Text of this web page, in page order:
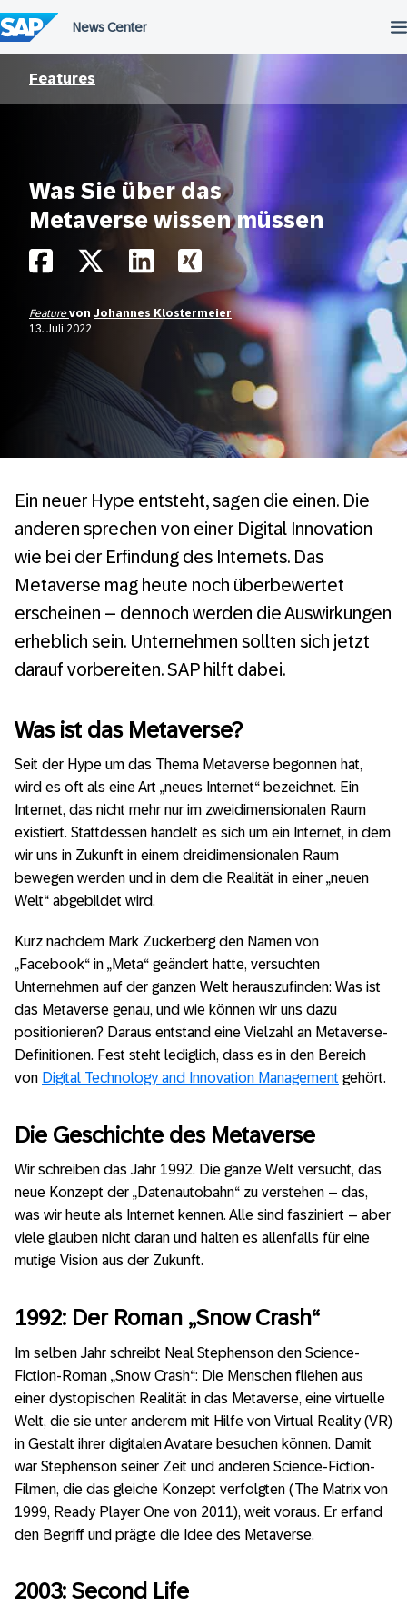
Features
Was Sie über das
Metaverse wissen müssen
Featurevon Johannes Klostermeier
13. Juli 2022
Ein neuer Hype entsteht, sagen die einen. Die
anderen sprechen von einer Digital Innovation
wie bei der Erfindung des Internets. Das
Metaverse mag heute noch überbewertet
erscheinen – dennoch werden die Auswirkungen
erheblich sein. Unternehmen sollten sich jetzt
darauf vorbereiten. SAP hilft dabei.
Was ist das Metaverse?
Seit der Hype um das Thema Metaverse begonnen hat,
wird es oft als eine Art „neues Internet“ bezeichnet. Ein
Internet, das nicht mehr nur im zweidimensionalen Raum
existiert. Stattdessen handelt es sich um ein Internet, in dem
wir uns in Zukunft in einem dreidimensionalen Raum
bewegen werden und in dem die Realität in einer „neuen
Welt“ abgebildet wird.
Kurz nachdem Mark Zuckerberg den Namen von
„Facebook“ in „Meta“ geändert hatte, versuchten
Unternehmen auf der ganzen Welt herauszufinden: Was ist
das Metaverse genau, und wie können wir uns dazu
positionieren? Daraus entstand eine Vielzahl an Metaverse-
Definitionen. Fest steht lediglich, dass es in den Bereich
von Digital Technology and Innovation Management gehört.
Die Geschichte des Metaverse
Wir schreiben das Jahr 1992. Die ganze Welt versucht, das
neue Konzept der „Datenautobahn“ zu verstehen – das,
was wir heute als Internet kennen. Alle sind fasziniert – aber
viele glauben nicht daran und halten es allenfalls für eine
mutige Vision aus der Zukunft.
1992: Der Roman „Snow Crash“
Im selben Jahr schreibt Neal Stephenson den Science-
Fiction-Roman „Snow Crash“: Die Menschen fliehen aus
einer dystopischen Realität in das Metaverse, eine virtuelle
Welt, die sie unter anderem mit Hilfe von Virtual Reality (VR)
in Gestalt ihrer digitalen Avatare besuchen können. Damit
war Stephenson seiner Zeit und anderen Science-Fiction-
Filmen, die das gleiche Konzept verfolgten (The Matrix von
1999, Ready Player One von 2011), weit voraus. Er erfand
den Begriff und prägte die Idee des Metaverse.
2003: Second Life